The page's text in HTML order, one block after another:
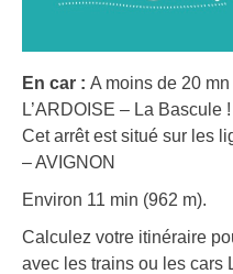
En car : A moins de 20
L’ARDOISE – La Bascule !
Cet arrêt est situé sur les
– AVIGNON
Environ 11 min (962 m).
Calculez votre itinéraire
avec les trains ou les cars